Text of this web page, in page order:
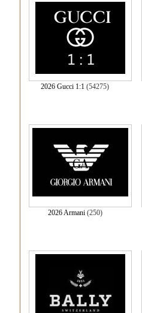
2026 Gucci 1:1 (54275)
2026 Armani(250)